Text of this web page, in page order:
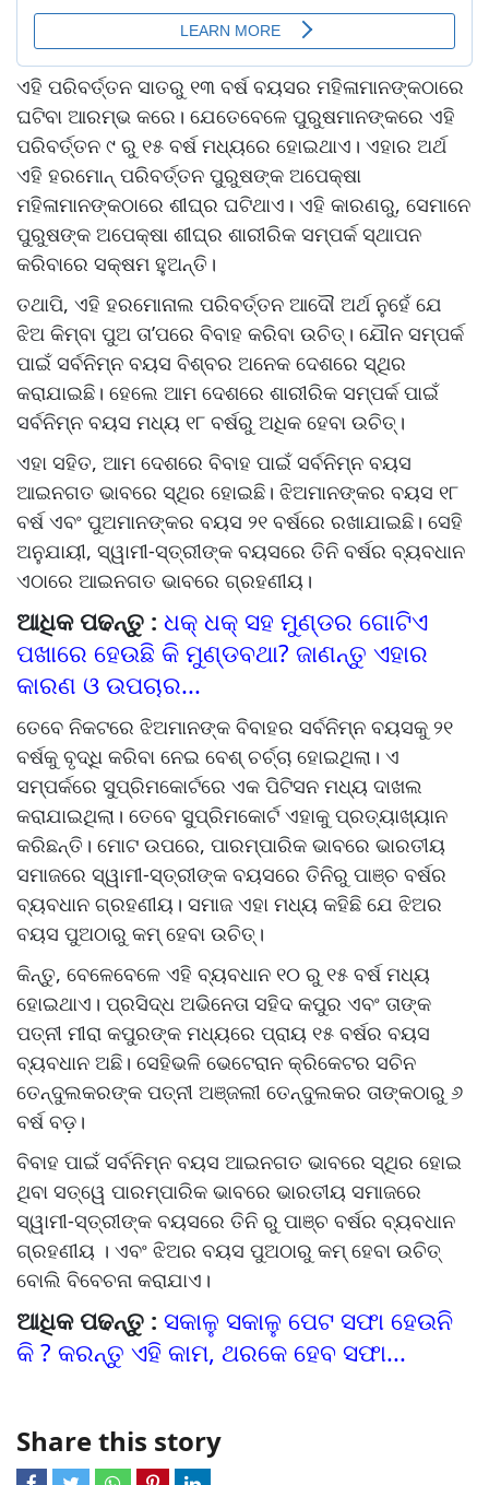
ଏହି ପରିବର୍ତ୍ତନ ସାତରୁ ୧୩ ବର୍ଷ ବୟସର ମହିଳାମାନଙ୍କଠାରେ
ଘଟିବା ଆରମ୍ଭ କରେ। ଯେତେବେଳେ ପୁରୁଷମାନଙ୍କରେ ଏହି
ପରିବର୍ତ୍ତନ ୯ ରୁ ୧୫ ବର୍ଷ ମଧ୍ୟରେ ହୋଇଥାଏ। ଏହାର ଅର୍ଥ
ଏହି ହରମୋନ୍ ପରିବର୍ତ୍ତନ ପୁରୁଷଙ୍କ ଅପେକ୍ଷା
ମହିଳାମାନଙ୍କଠାରେ ଶୀଘ୍ର ଘଟିଥାଏ। ଏହି କାରଣରୁ, ସେମାନେ
ପୁରୁଷଙ୍କ ଅପେକ୍ଷା ଶୀଘ୍ର ଶାରୀରିକ ସମ୍ପର୍କ ସ୍ଥାପନ
କରିବାରେ ସକ୍ଷମ ହୁଅନ୍ତି।
ତଥାପି, ଏହି ହରମୋନାଲ ପରିବର୍ତ୍ତନ ଆଦୌ ଅର୍ଥ ନୁହେଁ ଯେ
ଝିଅ କିମ୍ବା ପୁଅ ତା’ପରେ ବିବାହ କରିବା ଉଚିତ୍। ଯୌନ ସମ୍ପର୍କ
ପାଇଁ ସର୍ବନିମ୍ନ ବୟସ ବିଶ୍ବର ଅନେକ ଦେଶରେ ସ୍ଥିର
କରାଯାଇଛି। ହେଲେ ଆମ ଦେଶରେ ଶାରୀରିକ ସମ୍ପର୍କ ପାଇଁ
ସର୍ବନିମ୍ନ ବୟସ ମଧ୍ୟ ୧୮ ବର୍ଷରୁ ଅଧିକ ହେବା ଉଚିତ୍।
ଏହା ସହିତ, ଆମ ଦେଶରେ ବିବାହ ପାଇଁ ସର୍ବନିମ୍ନ ବୟସ
ଆଇନଗତ ଭାବରେ ସ୍ଥିର ହୋଇଛି। ଝିଅମାନଙ୍କର ବୟସ ୧୮
ବର୍ଷ ଏବଂ ପୁଅମାନଙ୍କର ବୟସ ୨୧ ବର୍ଷରେ ରଖାଯାଇଛି। ସେହି
ଅନୁଯାୟୀ, ସ୍ୱାମୀ-ସ୍ତ୍ରୀଙ୍କ ବୟସରେ ତିନି ବର୍ଷର ବ୍ୟବଧାନ
ଏଠାରେ ଆଇନଗତ ଭାବରେ ଗ୍ରହଣୀୟ।
ଆଧିକ ପଢନ୍ତୁ : ଧକ୍ ଧକ୍ ସହ ମୁଣ୍ଡର ଗୋଟିଏ
ପଖାରେ ହେଉଛି କି ମୁଣ୍ଡବଥା? ଜାଣନ୍ତୁ ଏହାର
କାରଣ ଓ ଉପଚାର...
ତେବେ ନିକଟରେ ଝିଅମାନଙ୍କ ବିବାହର ସର୍ବନିମ୍ନ ବୟସକୁ ୨୧
ବର୍ଷକୁ ବୃଦ୍ଧି କରିବା ନେଇ ବେଶ୍ ଚର୍ଚ୍ଚା ହୋଇଥିଲା। ଏ
ସମ୍ପର୍କରେ ସୁପ୍ରିମକୋର୍ଟରେ ଏକ ପିଟିସନ ମଧ୍ୟ ଦାଖଲ
କରାଯାଇଥିଲା। ତେବେ ସୁପ୍ରିମକୋର୍ଟ ଏହାକୁ ପ୍ରତ୍ୟାଖ୍ୟାନ
କରିଛନ୍ତି। ମୋଟ ଉପରେ, ପାରମ୍ପାରିକ ଭାବରେ ଭାରତୀୟ
ସମାଜରେ ସ୍ୱାମୀ-ସ୍ତ୍ରୀଙ୍କ ବୟସରେ ତିନିରୁ ପାଞ୍ଚ ବର୍ଷର
ବ୍ୟବଧାନ ଗ୍ରହଣୀୟ। ସମାଜ ଏହା ମଧ୍ୟ କହିଛି ଯେ ଝିଅର
ବୟସ ପୁଅଠାରୁ କମ୍ ହେବା ଉଚିତ୍।
କିନ୍ତୁ, ବେଳେବେଳେ ଏହି ବ୍ୟବଧାନ ୧୦ ରୁ ୧୫ ବର୍ଷ ମଧ୍ୟ
ହୋଇଥାଏ। ପ୍ରସିଦ୍ଧ ଅଭିନେତା ସହିଦ କପୁର ଏବଂ ତାଙ୍କ
ପତ୍ନୀ ମୀରା କପୁରଙ୍କ ମଧ୍ୟରେ ପ୍ରାୟ ୧୫ ବର୍ଷର ବୟସ
ବ୍ୟବଧାନ ଅଛି। ସେହିଭଳି ଭେଟେରାନ କ୍ରିକେଟର ସଚିନ
ତେନ୍ଦୁଲକରଙ୍କ ପତ୍ନୀ ଅଞ୍ଜଲୀ ତେନ୍ଦୁଲକର ତାଙ୍କଠାରୁ ୬
ବର୍ଷ ବଡ଼।
ବିବାହ ପାଇଁ ସର୍ବନିମ୍ନ ବୟସ ଆଇନଗତ ଭାବରେ ସ୍ଥିର ହୋଇ
ଥିବା ସତ୍ୱେ ପାରମ୍ପାରିକ ଭାବରେ ଭାରତୀୟ ସମାଜରେ
ସ୍ୱାମୀ-ସ୍ତ୍ରୀଙ୍କ ବୟସରେ ତିନି ରୁ ପାଞ୍ଚ ବର୍ଷର ବ୍ୟବଧାନ
ଗ୍ରହଣୀୟ । ଏବଂ ଝିଅର ବୟସ ପୁଅଠାରୁ କମ୍ ହେବା ଉଚିତ୍
ବୋଲି ବିବେଚନା କରାଯାଏ।
ଆଧିକ ପଢନ୍ତୁ : ସକାଳୁ ସକାଳୁ ପେଟ ସଫା ହେଉନି
କି ? କରନ୍ତୁ ଏହି କାମ, ଥରକେ ହେବ ସଫା...
Share this story